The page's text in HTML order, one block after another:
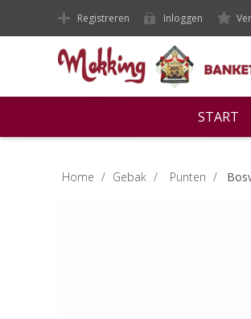
Registreren Inloggen
START
Home / Gebak / Punten /